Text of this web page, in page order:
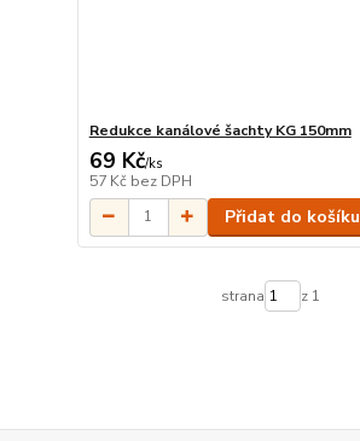
Redukce kanálové šachty KG 150mm
69 Kč/ks
57 Kč bez DPH
Přidat do košíku
strana z 1